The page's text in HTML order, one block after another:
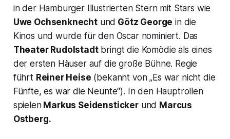
in der Hamburger Illustrierten Stern mit Stars wie
Uwe Ochsenknechtund Götz George in die
Kinos und wurde für den Oscar nominiert. Das
Theater Rudolstadtbringt die Komödie als eines
der ersten Häuser auf die große Bühne. Regie
führt Reiner Heise (bekannt von „Es war nicht die
Fünfte, es war die Neunte“). In den Hauptrollen
spielenMarkus Seidenstickerund Marcus
Ostberg.